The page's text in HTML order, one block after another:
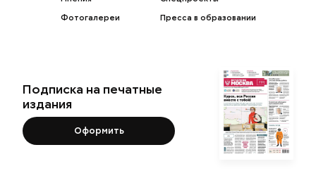
Фотогалереи
Пресса в образовании
Подписка на печатные
издания
Оформить